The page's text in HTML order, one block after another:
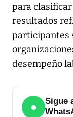
para
resultados
participantes
desempeño
●
Sigue